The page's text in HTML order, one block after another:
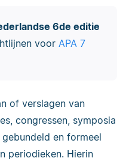
6de editie
voor APA 7
of verslagen van
congressen, symposia
en formeel
periodieken. Hierin